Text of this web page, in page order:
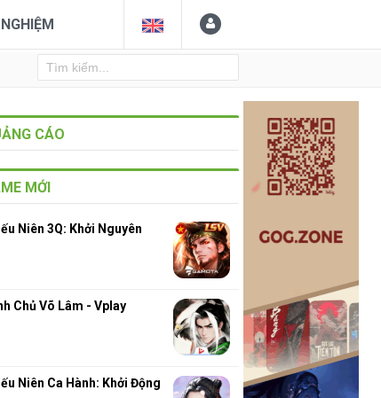
CÁO
MỚI
Niên 3Q: Khởi Nguyên
Chủ Võ Lâm - Vplay
Niên Ca Hành: Khởi Động